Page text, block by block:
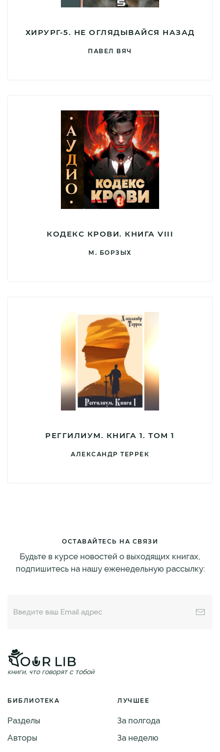
ХИРУРГ-5. НЕ ОГЛЯДЫВАЙСЯ НАЗАД
ПАВЕЛ ВЯЧ
КОДЕКС КРОВИ. КНИГА VIII
М. БОРЗЫХ
РЕГГИЛИУМ. КНИГА 1. ТОМ 1
АЛЕКСАНДР ТЕРРЕК
ОСТАВАЙТЕСЬ НА СВЯЗИ
Будьте в курсе новостей о выходящих книгах,
подпишитесь на нашу еженедельную рассылку:
книги, что говорят с тобой
БИБЛИОТЕКА
Разделы
Авторы
ЛУЧШЕЕ
За полгода
За неделю